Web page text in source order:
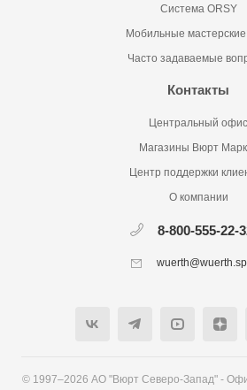
Система ORSY
Мобильные
Часто задаваемые
Контакты
Центральный офис
Магазины Вюрт
Центр поддержки
О компании
8-800-555-22-
© 1997–2026 АО "Вюрт Северо-Запад" -